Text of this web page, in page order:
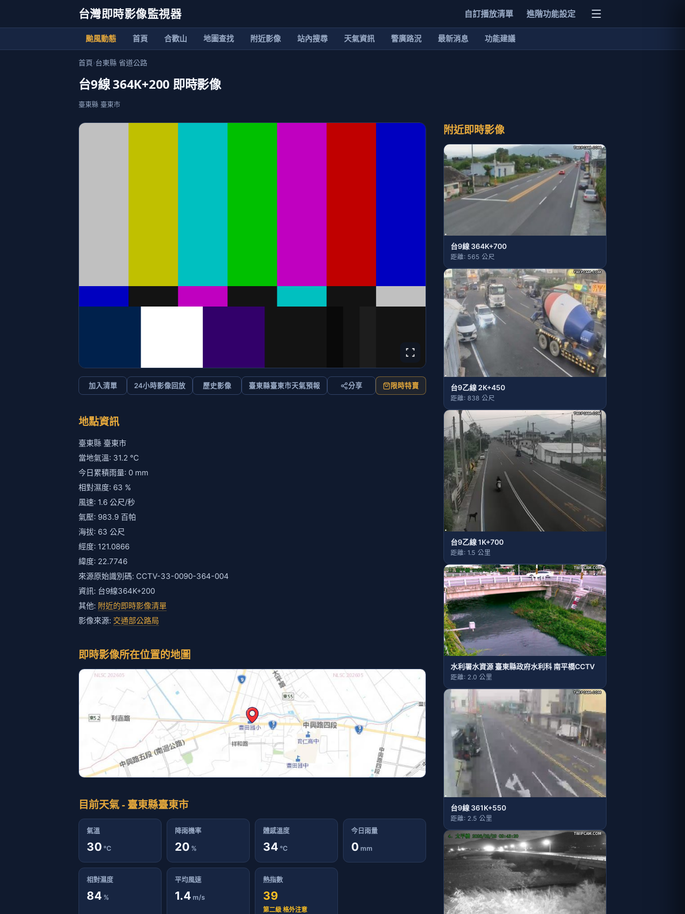
台灣即時影像監視器 自訂播放清單 進階功能設定
颱風動態 首頁 合歡山 地圖查找 附近影像 站內搜尋 天氣資訊 警廣路況 最新消息 功能建議
首頁›台東縣 省道公路
台9線 364K+200 即時影像
臺東縣 臺東市
加入清單 24小時影像回放 歷史影像 臺東縣臺東市天氣預報 分享 限時特賣
地點資訊
臺東縣 臺東市
當地氣溫: 31.2 ℃
今日累積雨量: 0 mm
相對濕度: 63 %
風速: 1.6 公尺/秒
氣壓: 983.9 百帕
海拔: 63 公尺
經度: 121.0866
緯度: 22.7746
來源原始識別碼: CCTV-33-0090-364-004
資訊: 台9線364K+200
其他: 附近的即時影像清單
影像來源: 交通部公路局
即時影像所在位置的地圖
目前天氣 - 臺東縣臺東市
氣溫
30 ℃
降雨機率
20 %
體感溫度
34 ℃
今日雨量
0 mm
相對濕度
84 %
平均風速
1.4 m/s
熱指數
39
第二級 格外注意
附近即時影像
台9線 364K+700
距離: 565 公尺
台9乙線 2K+450
距離: 838 公尺
台9乙線 1K+700
距離: 1.5 公里
水利署水資源 臺東縣政府水利科 南平橋CCTV
距離: 2.0 公里
台9線 361K+550
距離: 2.5 公里